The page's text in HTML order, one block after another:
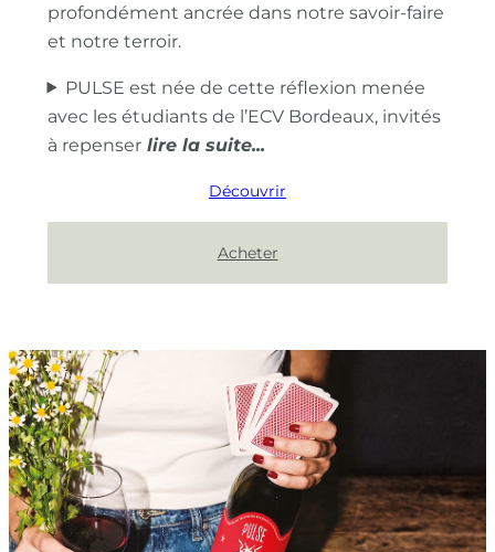
profondément ancrée dans notre savoir-faire
et notre terroir.
PULSE est née de cette réflexion menée
avec les étudiants de l’ECV Bordeaux, invités
à repenser
Découvrir
Acheter